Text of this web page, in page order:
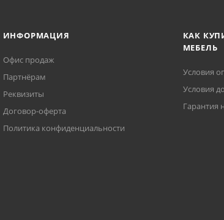
ИНФОРМАЦИЯ
Офис продаж
Партнёрам
Реквизиты
Договор-оферта
Политика конфиденциальности
КАК
МЕБЕЛЬ
Условия
Условия
Гарантия